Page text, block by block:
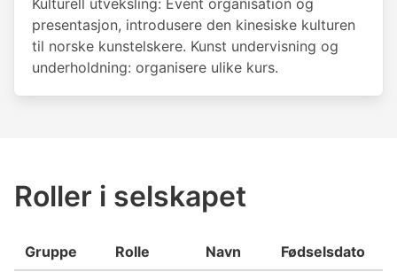
Kulturell utveksling: Event organisation og
presentasjon, introdusere den kinesiske kulturen
til norske kunstelskere. Kunst undervisning og
underholdning: organisere ulike kurs.
Roller i selskapet
Gruppe Rolle Navn Fødselsdato